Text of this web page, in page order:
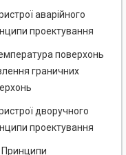
аварійного
проектування
поверхонь
граничних
дворучного
проектування
Принципи